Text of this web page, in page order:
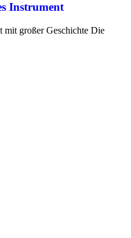
Instrument
mit großer Geschichte Die